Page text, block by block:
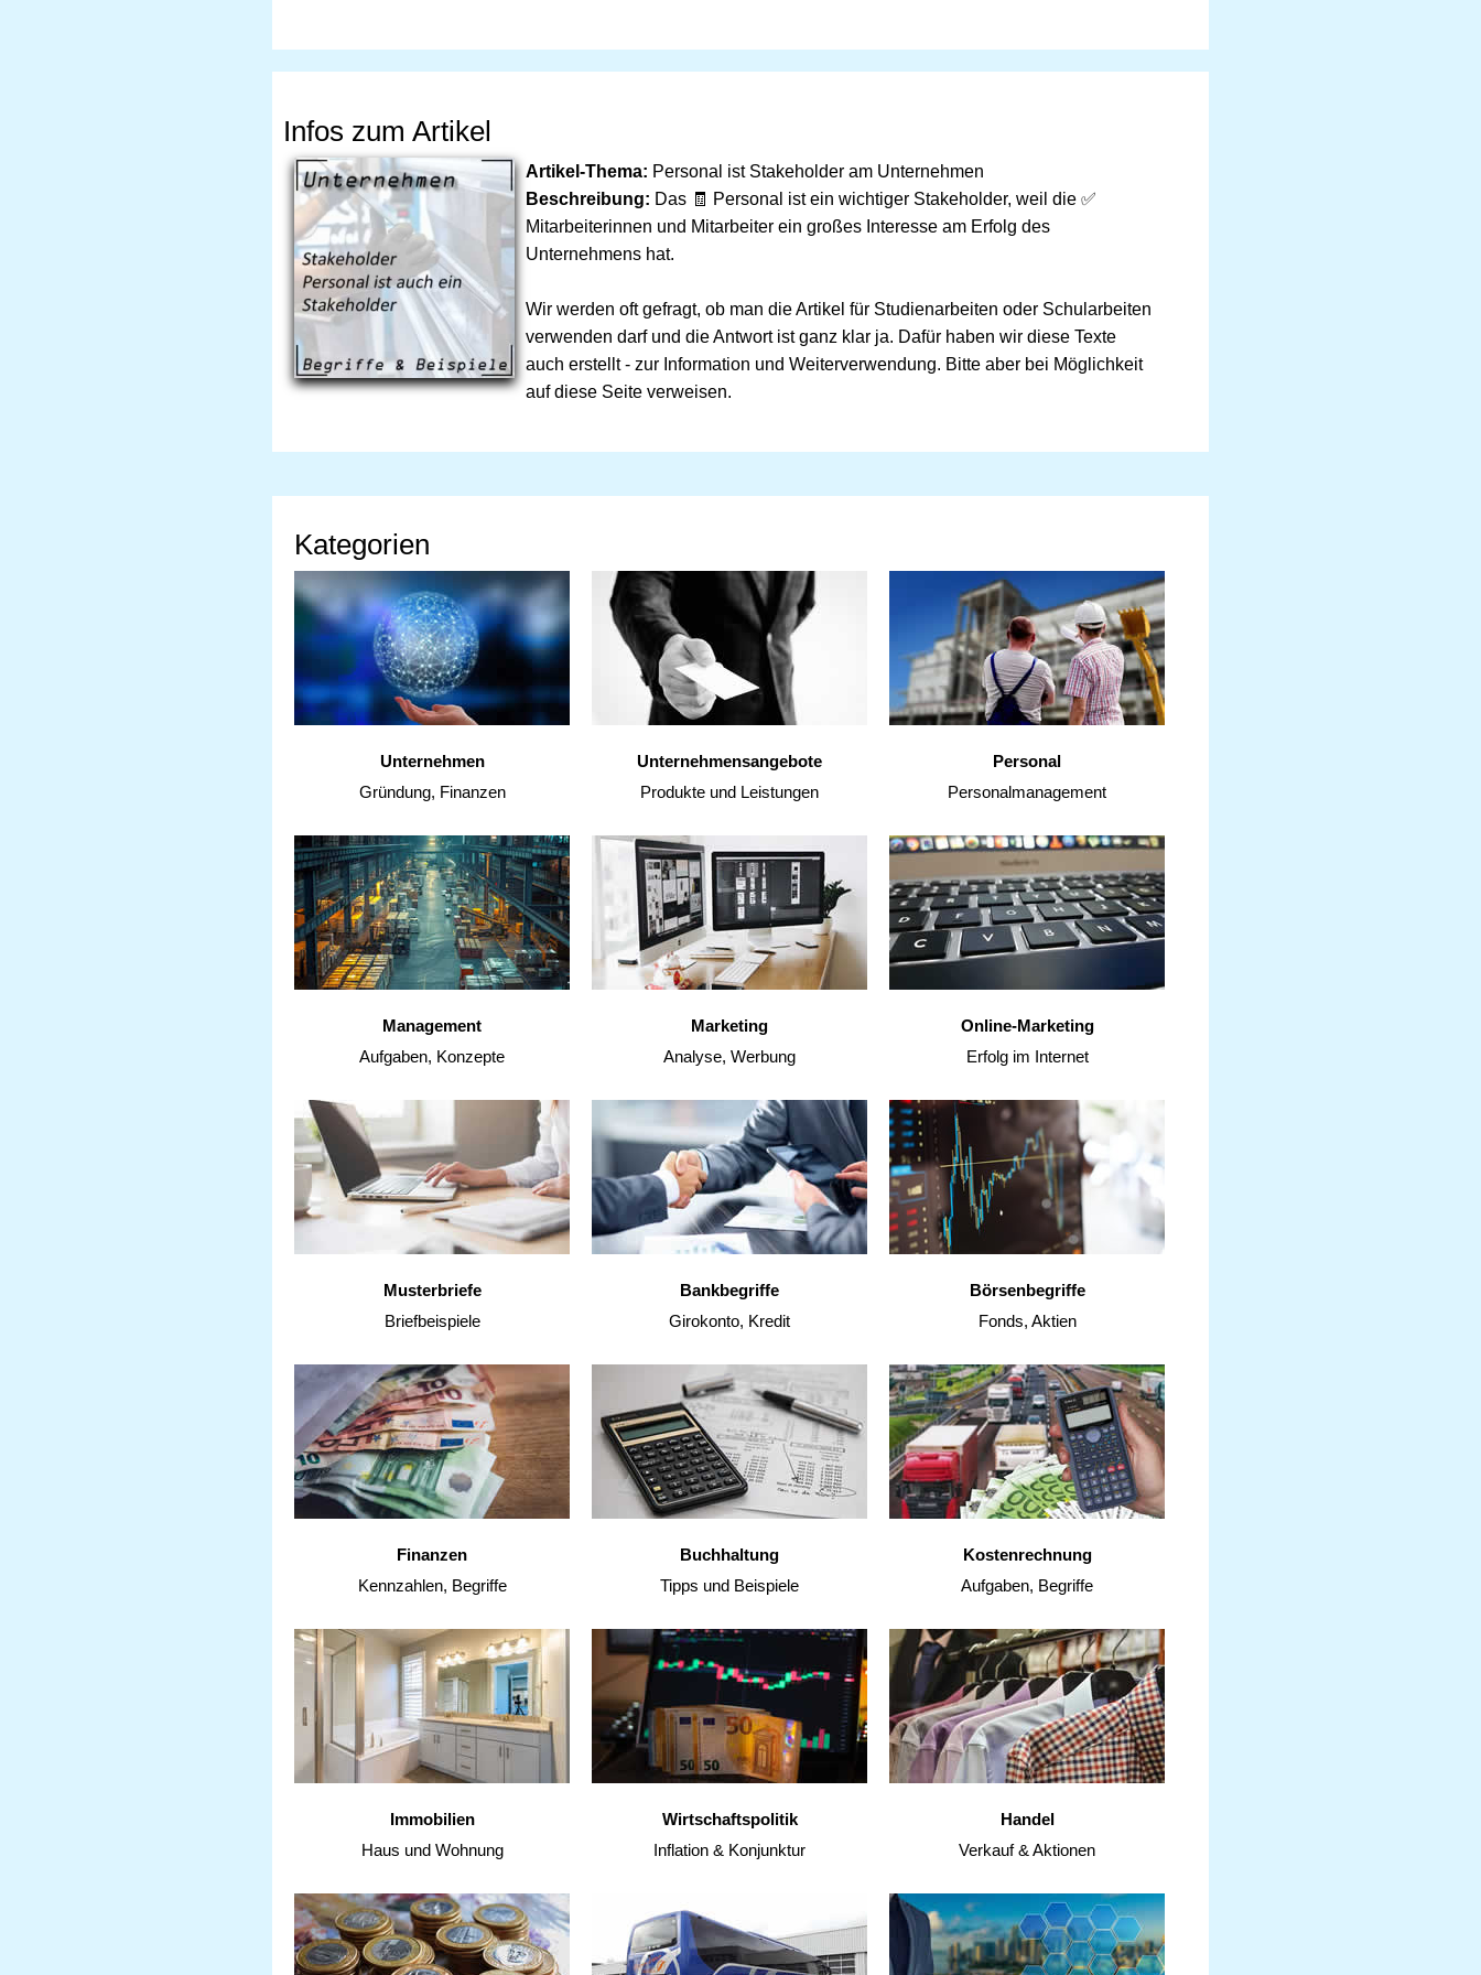
Infos zum Artikel
Artikel-Thema: Personal ist Stakeholder am Unternehmen
Beschreibung: Das 🧾 Personal ist ein wichtiger Stakeholder, weil die ✅
Mitarbeiterinnen und Mitarbeiter ein großes Interesse am Erfolg des
Unternehmens hat.
Wir werden oft gefragt, ob man die Artikel für Studienarbeiten oder Schularbeiten
verwenden darf und die Antwort ist ganz klar ja. Dafür haben wir diese Texte
auch erstellt - zur Information und Weiterverwendung. Bitte aber bei Möglichkeit
auf diese Seite verweisen.
Kategorien
Unternehmen
Gründung, Finanzen
Unternehmensangebote
Produkte und Leistungen
Personal
Personalmanagement
Management
Aufgaben, Konzepte
Marketing
Analyse, Werbung
Online-Marketing
Erfolg im Internet
Musterbriefe
Briefbeispiele
Bankbegriffe
Girokonto, Kredit
Börsenbegriffe
Fonds, Aktien
Finanzen
Kennzahlen, Begriffe
Buchhaltung
Tipps und Beispiele
Kostenrechnung
Aufgaben, Begriffe
Immobilien
Haus und Wohnung
Wirtschaftspolitik
Inflation & Konjunktur
Handel
Verkauf & Aktionen